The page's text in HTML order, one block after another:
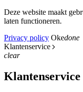
Deze website maakt
laten functioneren.
Privacy policy Okedone
Klantenservice
clear
Klantenservice